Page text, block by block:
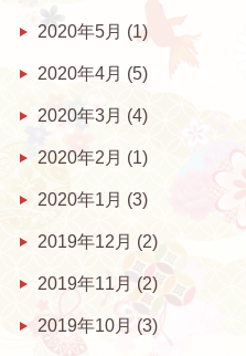
2020年5月 (1)
2020年4月 (5)
2020年3月 (4)
2020年2月 (1)
2020年1月 (3)
2019年12月 (2)
2019年11月 (2)
2019年10月 (3)